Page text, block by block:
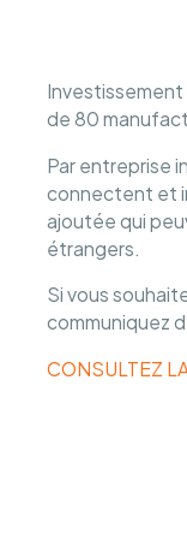
de 80
Par entreprise
connectent et
ajoutée qui
étrangers.
Si vous
communiquez
CONSULTEZ